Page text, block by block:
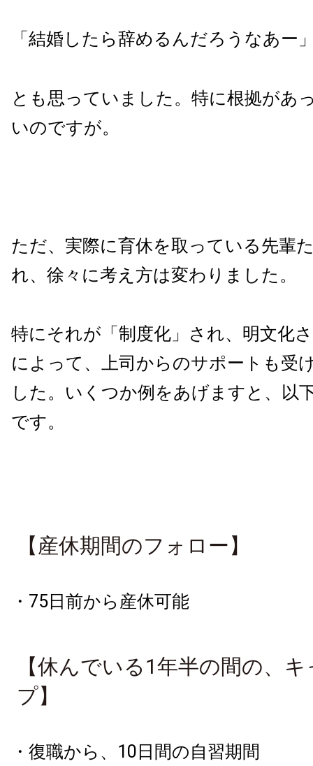
「結婚したら辞めるんだろうなあー
とも思っていました。 特に根拠があ
いのですが。
ただ、実際に育休を取っている先輩
れ、徐々に考え方は変わりました。
特にそれが「制度化」され、明文化
によって、上司からのサポートも受
した。 いくつか例をあげますと、以
です。
【産休期間のフォロー】
・75日前から産休可能
【休んでいる1年半の間の、
プ】
・復職から、10日間の自習期間